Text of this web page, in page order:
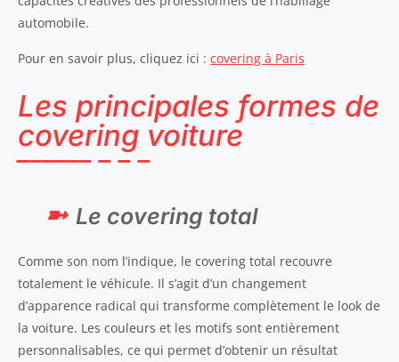
automobile.
Pour en savoir plus, cliquez ici : covering à Paris
Les principales formes de
covering voiture
Le covering total
Comme son nom l’indique, le covering total recouvre
totalement le véhicule. Il s’agit d’un changement
d’apparence radical qui transforme complètement le look de
la voiture. Les couleurs et les motifs sont entièrement
personnalisables, ce qui permet d’obtenir un résultat